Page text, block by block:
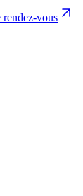
rendez-vous